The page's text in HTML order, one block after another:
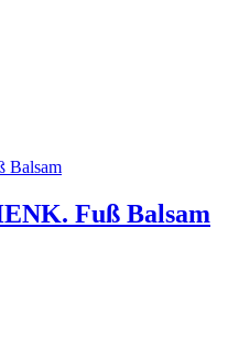
Fuß Balsam